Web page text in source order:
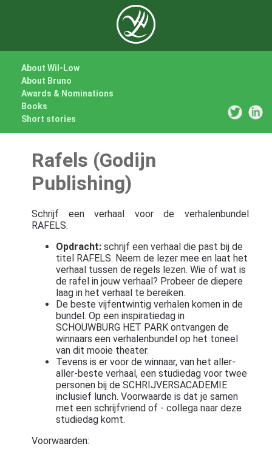
About Wil-Low
About Bruno
Awards & Nominations
Books
Short stories
Rafels (Godijn
Publishing)
Schrijf een verhaal voor de verhalenbundel
RAFELS.
Opdracht:schrijf een verhaal die past bij de
titel RAFELS. Neem de lezer mee en laat het
verhaal tussen de regels lezen. Wie of wat is
de rafel in jouw verhaal? Probeer de diepere
laag in het verhaal te bereiken.
De beste vijfentwintig verhalen komen in de
bundel. Op een inspiratiedag in
SCHOUWBURG HET PARK ontvangen de
winnaars een verhalenbundel op het toneel
van dit mooie theater.
Tevens is er voor de winnaar, van het aller-
aller-beste verhaal, een studiedag voor twee
personen bij de SCHRIJVERSACADEMIE
inclusief lunch. Voorwaarde is dat je samen
met een schrijfvriend of - collega naar deze
studiedag komt.
Voorwaarden: